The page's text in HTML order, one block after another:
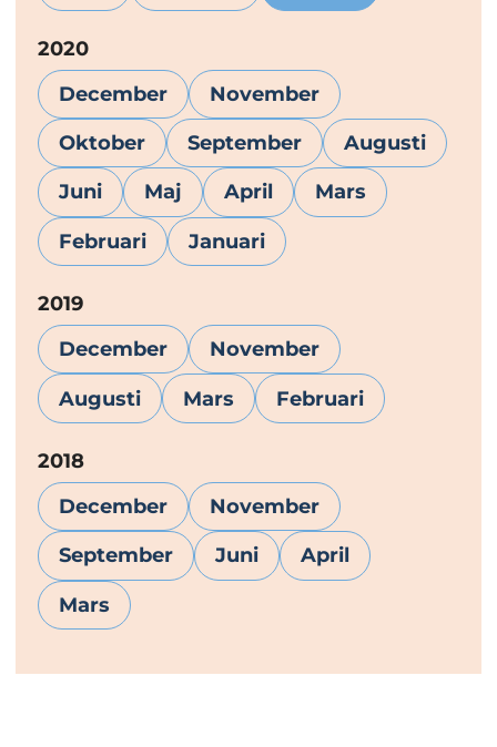
År:
2020
December
November
Oktober September Augusti
Juni Maj April Mars
Februari Januari
År:
2019
December
November
Augusti Mars Februari
År:
2018
December
November
September Juni April
Mars